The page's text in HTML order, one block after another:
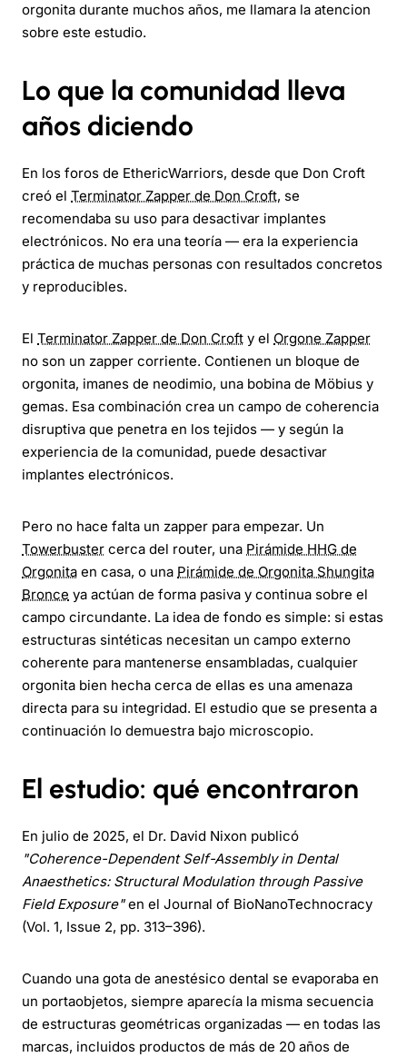
orgonita durante muchos años, me llamara la atencion
sobre este estudio.
Lo que la comunidad lleva
años diciendo
En los foros de EthericWarriors, desde que Don Croft
creó el Terminator Zapper de Don Croft, se
recomendaba su uso para desactivar implantes
electrónicos. No era una teoría — era la experiencia
práctica de muchas personas con resultados concretos
y reproducibles.
El Terminator Zapper de Don Croft y el Orgone Zapper
no son un zapper corriente. Contienen un bloque de
orgonita, imanes de neodimio, una bobina de Möbius y
gemas. Esa combinación crea un campo de coherencia
disruptiva que penetra en los tejidos — y según la
experiencia de la comunidad, puede desactivar
implantes electrónicos.
Pero no hace falta un zapper para empezar. Un
Towerbuster cerca del router, una Pirámide HHG de
Orgonita en casa, o una Pirámide de Orgonita Shungita
Bronce ya actúan de forma pasiva y continua sobre el
campo circundante. La idea de fondo es simple: si estas
estructuras sintéticas necesitan un campo externo
coherente para mantenerse ensambladas, cualquier
orgonita bien hecha cerca de ellas es una amenaza
directa para su integridad. El estudio que se presenta a
continuación lo demuestra bajo microscopio.
El estudio: qué encontraron
En julio de 2025, el Dr. David Nixon publicó
"Coherence-Dependent Self-Assembly in Dental
Anaesthetics: Structural Modulation through Passive
Field Exposure"en el Journal of BioNanoTechnocracy
(Vol. 1, Issue 2, pp. 313–396).
Cuando una gota de anestésico dental se evaporaba en
un portaobjetos, siempre aparecía la misma secuencia
de estructuras geométricas organizadas — en todas las
marcas, incluidos productos de más de 20 años de